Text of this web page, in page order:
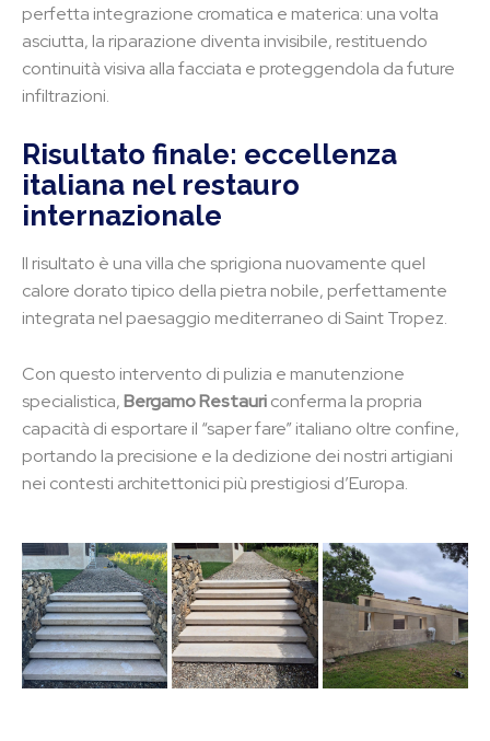
perfetta integrazione cromatica e materica: una volta
asciutta, la riparazione diventa invisibile, restituendo
continuità visiva alla facciata e proteggendola da future
infiltrazioni.
Risultato finale: eccellenza
italiana nel restauro
internazionale
Il risultato è una villa che sprigiona nuovamente quel
calore dorato tipico della pietra nobile, perfettamente
integrata nel paesaggio mediterraneo di Saint Tropez.
Con questo intervento di pulizia e manutenzione
specialistica,Bergamo Restauriconferma la propria
capacità di esportare il “saper fare” italiano oltre confine,
portando la precisione e la dedizione dei nostri artigiani
nei contesti architettonici più prestigiosi d’Europa.